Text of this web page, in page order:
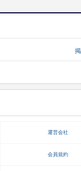
運営会社
会員規約